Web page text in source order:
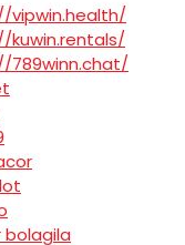
vipwin.health/
kuwin.rentals/
789winn.chat/